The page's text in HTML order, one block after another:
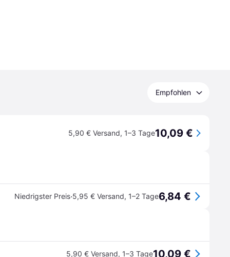
Empfohlen
5,90 € Versand, 1–3 Tage10,09 €
Niedrigster Preis·5,95 € Versand, 1–2 Tage6,84 €
5,90 € Versand, 1–3 Tage10,09 €